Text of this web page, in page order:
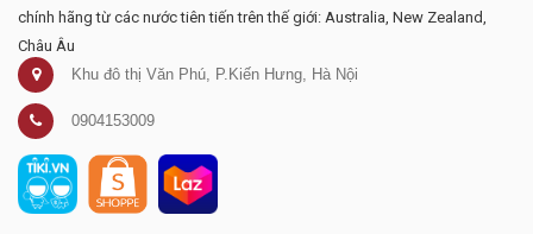
chính hãng từ các nước tiên tiến trên thế giới: Australia, New Zealand,
Châu Âu
Khu đô thị Văn Phú, P.Kiến Hưng, Hà Nội
0904153009